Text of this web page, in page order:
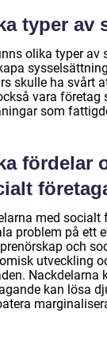
typer av
olika typer av
skulle ha svårt
vara företag
som
fördelar
med socialt
problem på ett
och
utveckling
Nackdelarna
kan lösa